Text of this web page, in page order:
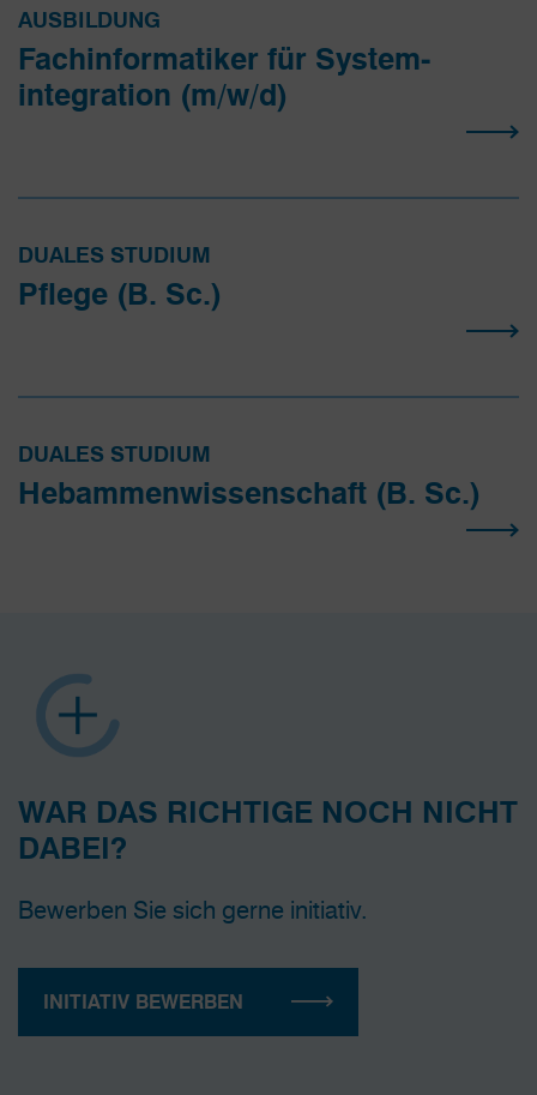
AUSBILDUNG
Fachinfor­matiker für System­
integration (m/w/d)
DUALES STUDIUM
Pflege (B. Sc.)
DUALES STUDIUM
Hebammen­wissenschaft (B. Sc.)
WAR DAS RICHTIGE NOCH NICHT
DABEI?
Bewerben Sie sich gerne initiativ.
INITIATIV BEWERBEN